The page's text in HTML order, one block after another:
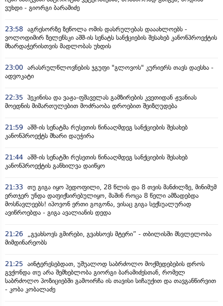
ვუხდი - გიორგი ბარამიძე
23:58 აგრესორზე ზეწოლა ომის დასრულებას დააახლოებს -
ვოლოდიმირ ზელენსკი აშშ-ის სენატს სანქციების შესახებ კანონპროექტის
მხარდაჭერისთვის მადლობას უხდის
23:00 არასრულწლოვნების ჯგუფი "გლოვოს" კურიერს თავს დაესხა -
ადვოკატი
22:35 პეკინისა და ვაჟა-ფშაველას გამზირების კვეთიდან ჟვანიას
მოედნის მიმართულებით მოძრაობა დროებით შეიზღუდება
21:59 აშშ-ის სენატმა რუსეთის წინააღმდეგ სანქციების შესახებ
კანონპროექტს მხარი დაუჭირა
21:44 აშშ-ის სენატში რუსეთის წინააღმდეგ სანქციების შესახებ
კანონპროექტის განხილვა დაიწყო
21:33 თუ გიგა იყო პედოფილი, 28 წლის და 8 თვის მანძილზე, მინიმუმ
ერთჯერ უნდა დაფიქსირებულიყო, მაშინ როცა 8 წელი ამზადებდა
მოსწავლეებს! იპოვონ ერთი გოგონა, ვისაც გიგა სექსუალურად
ავიწროებდა - გიგა ავალიანის დედა
21:26
„გვახსოვს გმირები, გვახსოვს მტერი” - თბილისში მსვლელობა
მიმდინარეობს
21:25 აინტერესებდათ, უშუალოდ საბრძოლო მოქმედებების დროს
გვქონდა თუ არა შემხებლობა გიორგი ბარამიძესთან, რომელ
საბრძოლო პოზიციებში გამოირჩა ის თავისი სიჩაუქით და თავგანწირვით
- კობა კობალაძე